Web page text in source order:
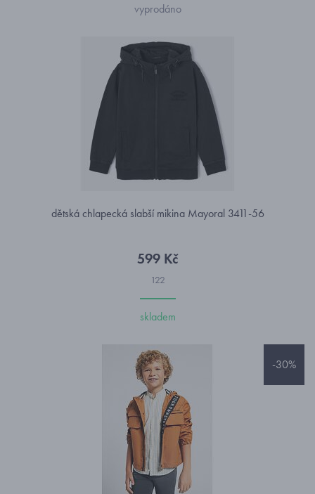
vyprodáno
dětská chlapecká slabší mikina Mayoral 3411-56
599 Kč
122
skladem
-30%